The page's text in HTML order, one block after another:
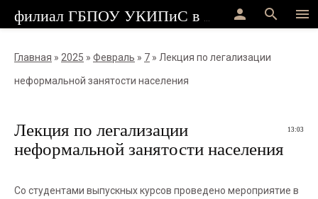
menu
search
person
Главная » 2025 » Февраль » 7 » Лекция по легализации
неформальной занятости населения
13:03
Лекция по легализации
неформальной занятости населения
Со студентами выпускных курсов проведено мероприятие в